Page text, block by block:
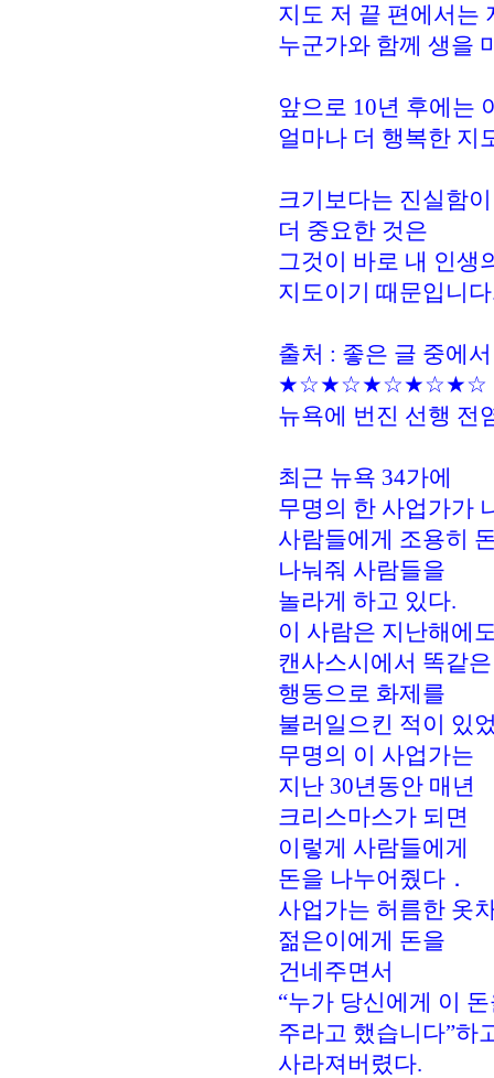
지도 저 끝 편에서는
누군가와 함께 생을
앞으로 10년 후에는
얼마나 더 행복한 지
크기보다는 진실함이
더 중요한 것은
그것이 바로 내 인생
지도이기 때문입니
출처 : 좋은 글 중에서
★☆★☆★☆★☆★☆
뉴욕에 번진 선행 전
최근 뉴욕 34가에
무명의 한 사업가가
사람들에게 조용히
나눠줘 사람들을
놀라게 하고 있다.
이 사람은 지난해에
캔사스시에서 똑같은
행동으로 화제를
불러일으킨 적이 있
무명의 이 사업가는
지난 30년동안 매년
크리스마스가 되면
이렇게 사람들에게
돈을 나누어줬다．
사업가는 허름한 옷
젊은이에게 돈을
건네주면서
“누가 당신에게 이
주라고 했습니다”하
사라져버렸다.